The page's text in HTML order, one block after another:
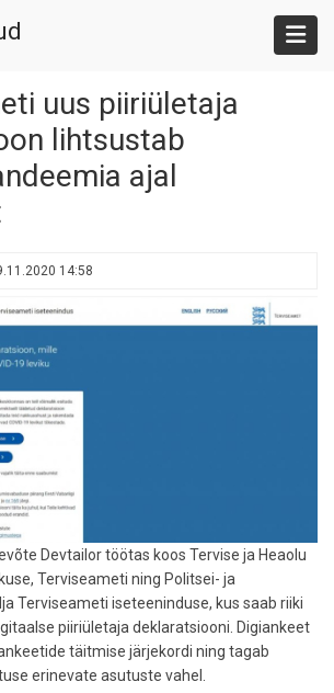
uus piiriületaja
lihtsustab
ajal
14:58
Devtailor töötas koos Tervise ja Heaolu
Terviseameti ning Politsei- ja
Terviseameti iseteeninduse, kus saab riiki
piiriületaja deklaratsiooni. Digiankeet
täitmise järjekordi ning tagab
erinevate asutuste vahel.